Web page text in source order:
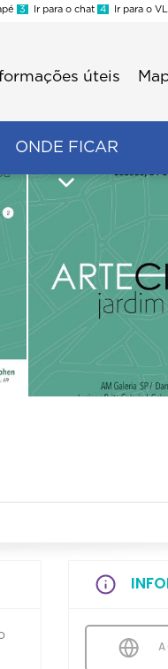
3 Ir para o chat 4 Ir para o
úteis
ONDE FICAR